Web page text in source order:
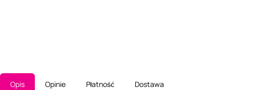
Opis Opinie Płatność Dostawa